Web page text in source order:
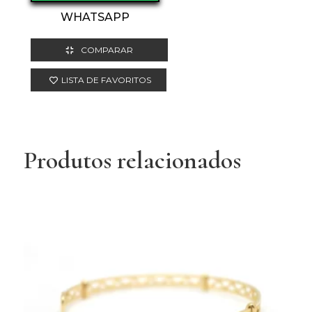
WHATSAPP
COMPARAR
LISTA DE FAVORITOS
Produtos relacionados